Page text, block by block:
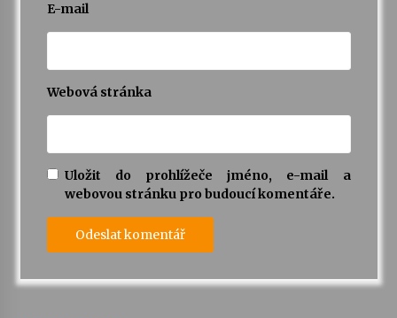
E-mail
Webová stránka
Uložit do prohlížeče jméno, e-mail a
webovou stránku pro budoucí komentáře.